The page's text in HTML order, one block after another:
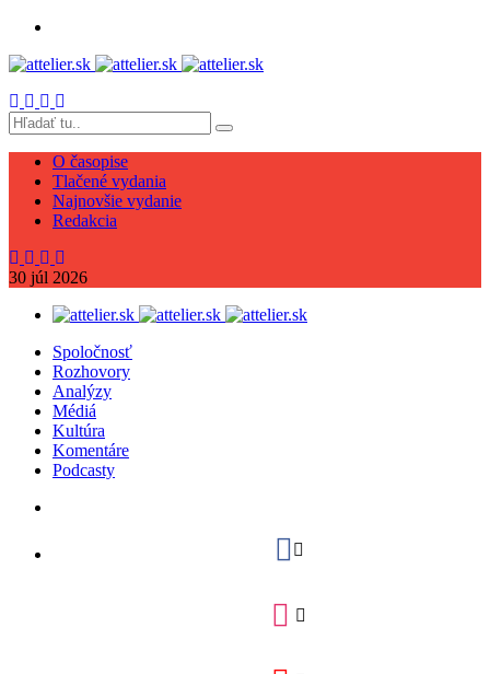
O časopise
Tlačené vydania
Najnovšie vydanie
Redakcia
30 júl 2026
Spoločnosť
Rozhovory
Analýzy
Médiá
Kultúra
Komentáre
Podcasty